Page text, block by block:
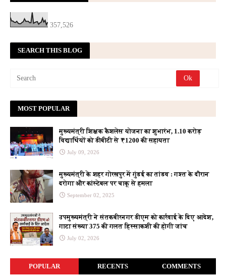
357,526
SEARCH THIS BLOG
MOST POPULAR
मुख्यमंत्री शिक्षक कैशलेस योजना का शुभारंभ, 1.10 करोड़
विद्यार्थियों को डीबीटी से ₹1200 की सहायता
July 09, 2026
मुख्यमंत्री के शहर गोरखपुर में गुंडई का तांडव : गश्त के दौरान
दरोगा और कांस्टेबल पर चाकू से हमला
September 02, 2025
उपमुख्यमंत्री ने संतकबीरनगर डीएम को कार्रवाई के दिए आदेश,
गाटा संख्या 375 की गलत हिस्साकशी की होगी जांच
July 02, 2026
POPULAR RECENTS COMMENTS